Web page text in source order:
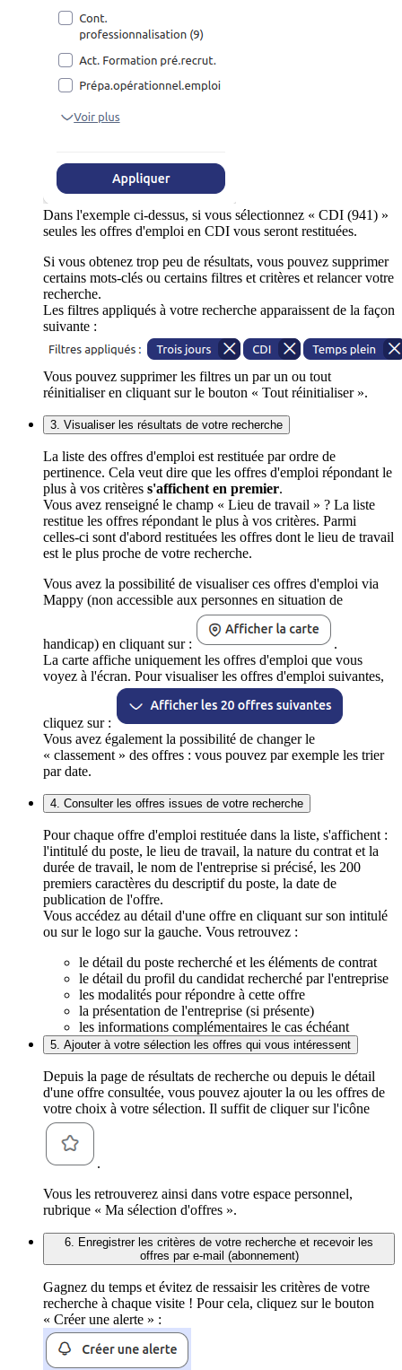
Dans l'exemple ci-dessus, si vous sélectionnez « CDI (941) »
seules les offres d'emploi en CDI vous seront restituées.
Si vous obtenez trop peu de résultats, vous pouvez supprimer
certains mots-clés ou certains filtres et critères et relancer votre
recherche.
Les filtres appliqués à votre recherche apparaissent de la façon
suivante :
Vous pouvez supprimer les filtres un par un ou tout
réinitialiser en cliquant sur le bouton « Tout réinitialiser ».
3. Visualiser les résultats de votre recherche
La liste des offres d'emploi est restituée par ordre de
pertinence. Cela veut dire que les offres d'emploi répondant le
plus à vos critères s'affichent en premier.
Vous avez renseigné le champ « Lieu de travail » ? La liste
restitue les offres répondant le plus à vos critères. Parmi
celles-ci sont d'abord restituées les offres dont le lieu de travail
est le plus proche de votre recherche.
Vous avez la possibilité de visualiser ces offres d'emploi via
Mappy (non accessible aux personnes en situation de
handicap) en cliquant sur :
.
La carte affiche uniquement les offres d'emploi que vous
voyez à l'écran. Pour visualiser les offres d'emploi suivantes,
cliquez sur :
Vous avez également la possibilité de changer le
« classement » des offres : vous pouvez par exemple les trier
par date.
4. Consulter les offres issues de votre recherche
Pour chaque offre d'emploi restituée dans la liste, s'affichent :
l'intitulé du poste, le lieu de travail, la nature du contrat et la
durée de travail, le nom de l'entreprise si précisé, les 200
premiers caractères du descriptif du poste, la date de
publication de l'offre.
Vous accédez au détail d'une offre en cliquant sur son intitulé
ou sur le logo sur la gauche. Vous retrouvez :
le détail du poste recherché et les éléments de contrat
le détail du profil du candidat recherché par l'entreprise
les modalités pour répondre à cette offre
la présentation de l'entreprise (si présente)
les informations complémentaires le cas échéant
5. Ajouter à votre sélection les offres qui vous intéressent
Depuis la page de résultats de recherche ou depuis le détail
d'une offre consultée, vous pouvez ajouter la ou les offres de
votre choix à votre sélection. Il suffit de cliquer sur l'icône
.
Vous les retrouverez ainsi dans votre espace personnel,
rubrique « Ma sélection d'offres ».
6. Enregistrer les critères de votre recherche et recevoir les
offres par e-mail (abonnement)
Gagnez du temps et évitez de ressaisir les critères de votre
recherche à chaque visite ! Pour cela, cliquez sur le bouton
« Créer une alerte » :